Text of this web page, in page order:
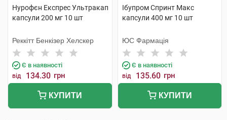
Нурофєн Експрес Ультракап
капсули 200 мг 10 шт
Реккітт Бенкізер Хелскер
Є в наявності
від 134.30 грн
КУПИТИ
Ібупром Спринт Макс
капсули 400 мг 10 шт
ЮС Фармація
Є в наявності
від 135.60 грн
КУПИТИ